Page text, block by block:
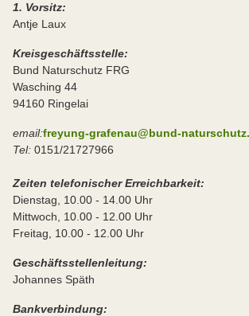
1. Vorsitz:
Antje Laux
Kreisgeschäftsstelle:
Bund Naturschutz FRG
Wasching 44
94160 Ringelai
email:freyung-grafenau@bund-
Tel: 0151/21727966
Zeiten telefonischer Erreichbarkeit:
Dienstag, 10.00 - 14.00 Uhr
Mittwoch, 10.00 - 12.00 Uhr
Freitag, 10.00 - 12.00 Uhr
Geschäftsstellenleitung:
Johannes Späth
Bankverbindung: